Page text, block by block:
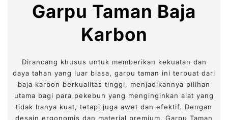
Garpu Taman Baja
Karbon
Dirancang khusus untuk memberikan kekuatan dan
daya tahan yang luar biasa, garpu taman ini terbuat dari
baja karbon berkualitas tinggi, menjadikannya pilihan
utama bagi para pekebun yang menginginkan alat yang
tidak hanya kuat, tetapi juga awet dan efektif. Dengan
desain ergonomis dan material premium, Garpu Taman